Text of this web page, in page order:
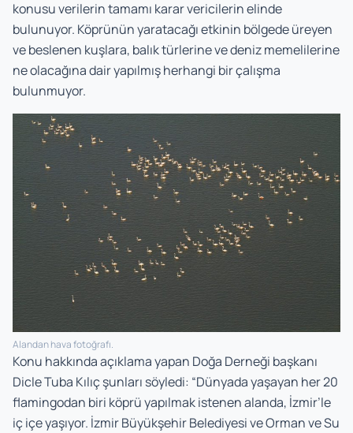
konusu verilerin tamamı karar vericilerin elinde
bulunuyor. Köprünün yaratacağı etkinin bölgede üreyen
ve beslenen kuşlara, balık türlerine ve deniz memelilerine
ne olacağına dair yapılmış herhangi bir çalışma
bulunmuyor.
Alandan hava fotoğrafı.
Konu hakkında açıklama yapan Doğa Derneği başkanı
Dicle Tuba Kılıç şunları söyledi: “Dünyada yaşayan her 20
flamingodan biri köprü yapılmak istenen alanda, İzmir’le
iç içe yaşıyor. İzmir Büyükşehir Belediyesi ve Orman ve Su